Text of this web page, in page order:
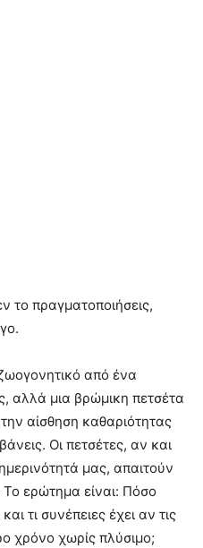
το πραγματοποιήσεις,
από ένα
αλλά μια βρώμικη πετσέτα
αίσθηση καθαριότητας
Οι πετσέτες, αν και
μας, απαιτούν
Το ερώτημα είναι: Πόσο
τι συνέπειες έχει αν τις
χρόνο χωρίς πλύσιμο;